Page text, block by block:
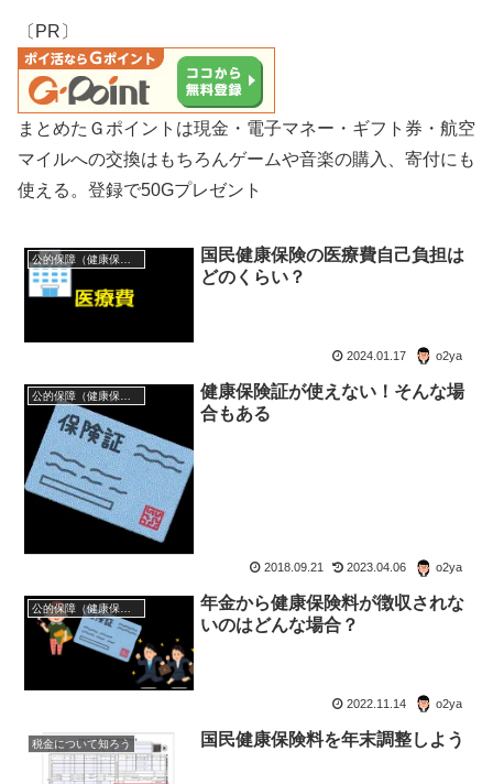
〔PR〕
まとめたＧポイントは現金・電子マネー・ギフト券・航空
マイルへの交換はもちろんゲームや音楽の購入、寄付にも
使える。登録で50Gプレゼント
公的保障（健康保険・年金・雇用保険・生活保護・災害時の補償）
国民健康保険の医療費自己負担は
どのくらい？
2024.01.17 o2ya
公的保障（健康保険・年金・雇用保険・生活保護・災害時の補償）
健康保険証が使えない！そんな場
合もある
2018.09.21 2023.04.06 o2ya
公的保障（健康保険・年金・雇用保険・生活保護・災害時の補償）
年金から健康保険料が徴収されな
いのはどんな場合？
2022.11.14 o2ya
税金について知ろう 国民健康保険料を年末調整しよう